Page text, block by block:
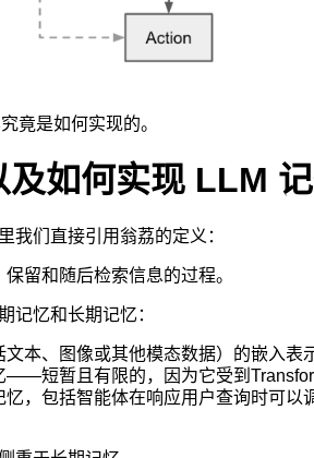
竟是如何实现的。
如何实现 LLM
我们直接引用翁荔的定义：
留和随后检索信息的过程。
记忆和长期记忆：
本、图像或其他模态数据）的嵌入表
——短暂且有限的，因为它受到
忆，包括智能体在响应用户查询时可